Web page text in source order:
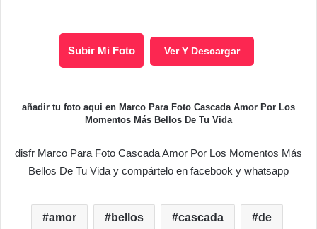
Subir Mi Foto Ver Y Descargar
añadir tu foto aqui en Marco Para Foto Cascada Amor Por Los
Momentos Más Bellos De Tu Vida
disfr Marco Para Foto Cascada Amor Por Los Momentos Más
Bellos De Tu Vida y compártelo en facebook y whatsapp
amor bellos cascada de